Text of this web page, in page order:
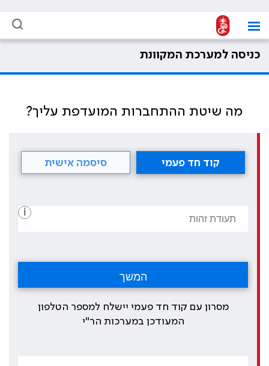
כניסה למערכת המקוונת
מה שיטת ההתחברות המועדפת עליך?
קוד חד פעמי סיסמה אישית
i
מסרון עם קוד חד פעמי יישלח למספר הטלפון
המעודכן במערכות הר"י